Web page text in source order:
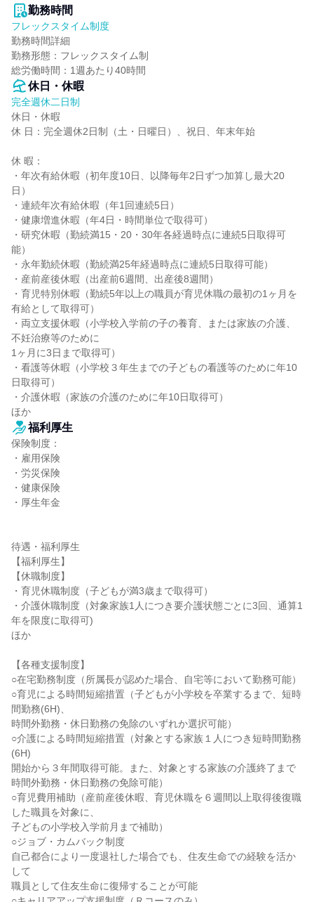
勤務時間
フレックスタイム制度
勤務時間詳細
勤務形態：フレックスタイム制
総労働時間：1週あたり40時間
休日・休暇
完全週休二日制
休日・休暇
休 日：完全週休2日制（土・日曜日）、祝日、年末年始
休 暇：
・年次有給休暇（初年度10日、以降毎年2日ずつ加算し最大20
日）
・連続年次有給休暇（年1回連続5日）
・健康増進休暇（年4日・時間単位で取得可）
・研究休暇（勤続満15・20・30年各経過時点に連続5日取得可
能）
・永年勤続休暇（勤続満25年経過時点に連続5日取得可能）
・産前産後休暇（出産前6週間、出産後8週間）
・育児特別休暇（勤続5年以上の職員が育児休職の最初の1ヶ月を
有給として取得可）
・両立支援休暇（小学校入学前の子の養育、または家族の介護、
不妊治療等のために
1ヶ月に3日まで取得可）
・看護等休暇（小学校３年生までの子どもの看護等のために年10
日取得可）
・介護休暇（家族の介護のために年10日取得可）
ほか
福利厚生
保険制度：
・雇用保険
・労災保険
・健康保険
・厚生年金
待遇・福利厚生
【福利厚生】
【休職制度】
・育児休職制度（子どもが満3歳まで取得可）
・介護休職制度（対象家族1人につき要介護状態ごとに3回、通算1
年を限度に取得可)
ほか
【各種支援制度】
○在宅勤務制度（所属長が認めた場合、自宅等において勤務可能）
○育児による時間短縮措置（子どもが小学校を卒業するまで、短時
間勤務(6H)、
時間外勤務・休日勤務の免除のいずれか選択可能）
○介護による時間短縮措置（対象とする家族１人につき短時間勤務
(6H)
開始から３年間取得可能。また、対象とする家族の介護終了まで
時間外勤務・休日勤務の免除可能）
○育児費用補助（産前産後休暇、育児休職を６週間以上取得後復職
した職員を対象に、
子どもの小学校入学前月まで補助）
○ジョブ・カムバック制度
自己都合により一度退社した場合でも、住友生命での経験を活か
して
職員として住友生命に復帰することが可能